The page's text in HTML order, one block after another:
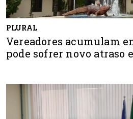
PLURAL
Vereadores acumulam
pode sofrer novo atraso